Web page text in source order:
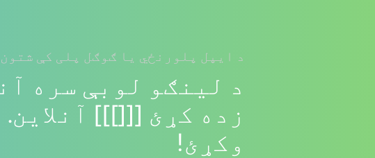
د ایپل پلورنځي یا ګوګل پلی کې
د لینګو لوبې سره
زده کړئ [[[]]] آنلاین.
وکړئ!